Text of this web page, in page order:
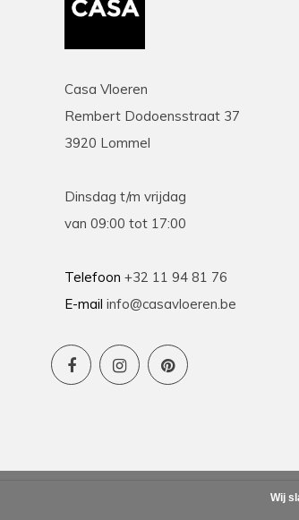
Casa Vloeren
Rembert Dodoensstraat 37
3920 Lommel
Dinsdag t/m vrijdag
van 09:00 tot 17:00
Telefoon +32 11 94 81 76
E-mail info@casavloeren.be
Wij